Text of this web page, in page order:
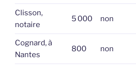
Clisson,
notaire
5 000 non
Cognard, à
Nantes
800 non